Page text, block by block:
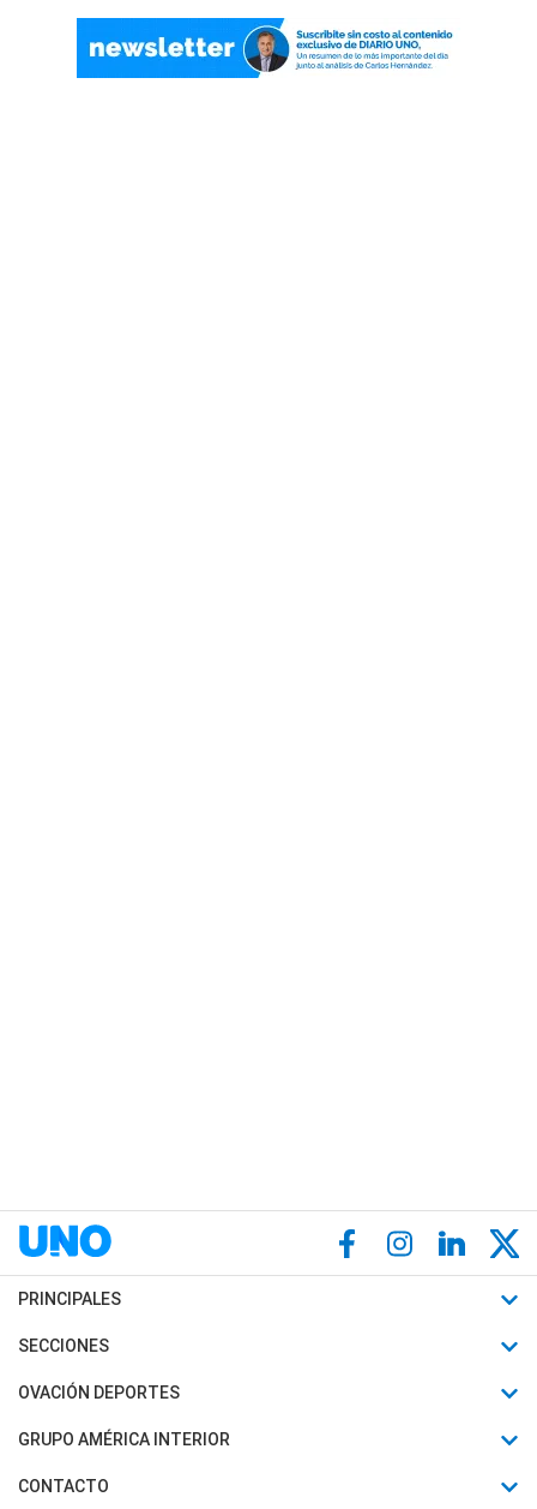
PRINCIPALES
Últimas Noticias
Política
Judiciales
SECCIONES
Horóscopo
Motores
OVACIÓN DEPORTES
Fútbol
Mundial
GRUPO AMÉRICA INTERIOR
Canal 7 en Vivo
CONTACTO